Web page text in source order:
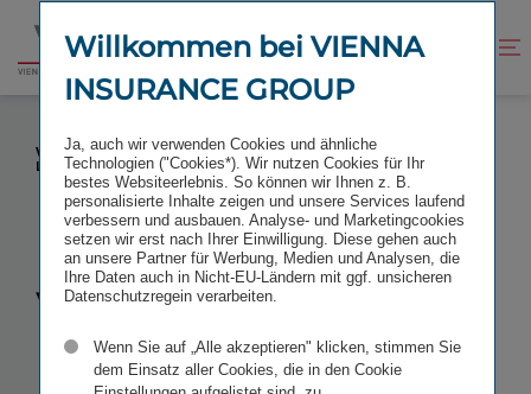
Inhalt
springen
Fußzeile
springen
Zur
Startseite
Kontrast
VIENNA INSURANCE GROUP: FÜHRENDER
VERSICHERUNGSKONZERN MIT PRÄGNANTEM NEUEN
LOGO
Vienna
Insurance
Willkommen bei VIENNA
INSURANCE GROUP
Ja, auch wir verwenden Cookies und ähnliche
Technologien ("Cookies*). Wir nutzen Cookies für Ihr
bestes Websiteerlebnis. So können wir Ihnen z. B.
personalisierte Inhalte zeigen und unsere Services laufend
verbessern und ausbauen. Analyse- und Marketingcookies
setzen wir erst nach Ihrer Einwilligung. Diese gehen auch
an unsere Partner für Werbung, Medien und Analysen, die
Ihre Daten auch in Nicht-EU-Ländern mit ggf. unsicheren
Datenschutzregein verarbeiten.
Wenn Sie auf „Alle akzeptieren" klicken, stimmen Sie
dem Einsatz aller Cookies, die in den Cookie